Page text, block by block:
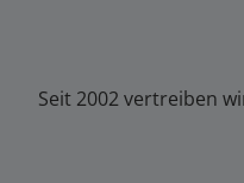
Seit 2002 vertreiben